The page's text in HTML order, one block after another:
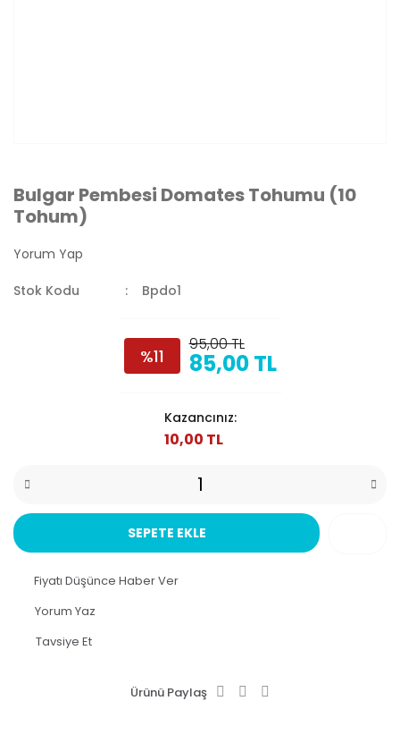
Bulgar Pembesi Domates Tohumu (10
Tohum)
Yorum Yap
Stok Kodu Bpdo1
%11
95,00 TL
85,00 TL
Kazancınız:
10,00 TL
SEPETE EKLE
Fiyatı Düşünce Haber Ver
Yorum Yaz
Tavsiye Et
Ürünü Paylaş